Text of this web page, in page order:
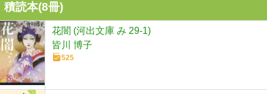
積読本(8冊)
花闇 (河出文庫 み 29-1)
皆川 博子
525